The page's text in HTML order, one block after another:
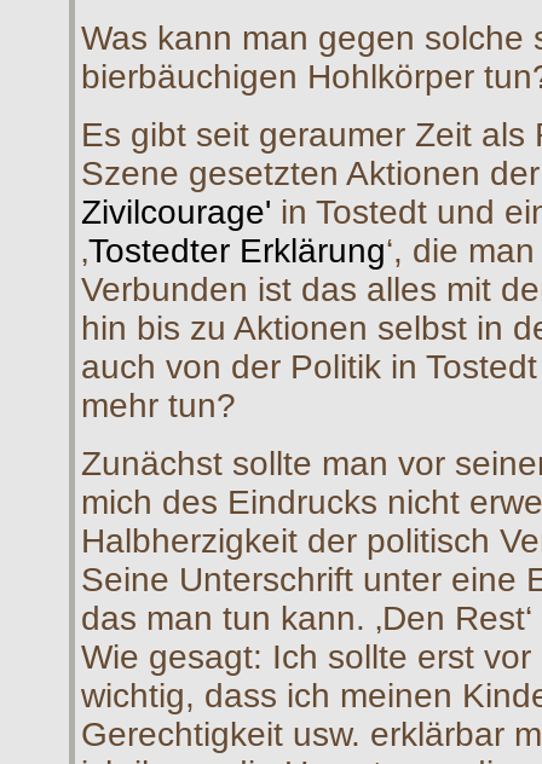
Was kann man gegen
bierbäuchigen Hohlkörper
Es gibt seit geraumer Zeit
Szene gesetzten Aktionen
Zivilcourage' in Tostedt und
‚Tostedter Erklärung‘, die
Verbunden ist das alles mit
hin bis zu Aktionen selbst in
auch von der Politik in
mehr tun?
Zunächst sollte man vor
mich des Eindrucks nicht
Halbherzigkeit der politisch
Seine Unterschrift unter eine
das man tun kann. ‚Den
Wie gesagt: Ich sollte erst
wichtig, dass ich meinen
Gerechtigkeit usw. erklärbar